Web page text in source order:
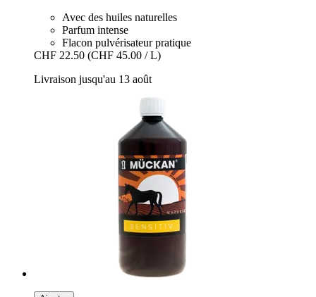
Avec des huiles naturelles
Parfum intense
Flacon pulvérisateur pratique
CHF 22.50 (CHF 45.00 / L)
Livraison jusqu'au 13 août